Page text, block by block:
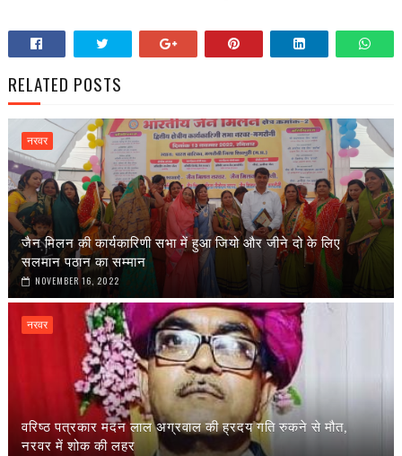
RELATED POSTS
नरवर
जैन मिलन की कार्यकारिणी सभा में हुआ जियो और जीने दो के लिए
सलमान पठान का सम्मान
NOVEMBER 16, 2022
नरवर
वरिष्ठ पत्रकार मदन लाल अग्रवाल की ह्रदय गति रुकने से मौत,
नरवर में शोक की लहर